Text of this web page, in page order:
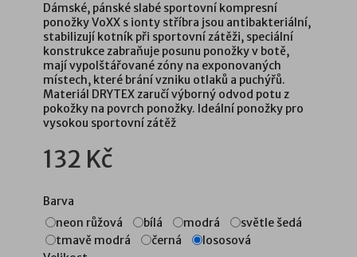
Dámské, pánské slabé sportovní kompresní
ponožky VoXX s ionty stříbra jsou antibakteriální,
stabilizují kotník při sportovní zátěži, speciální
konstrukce zabraňuje posunu ponožky v botě,
mají vypolštářované zóny na exponovaných
místech, které brání vzniku otlaků a puchýřů.
Materiál DRYTEXzaručí výborný odvod potu z
pokožky na povrch ponožky. Ideální ponožky pro
vysokou sportovní zátěž
132 Kč
Barva
neon růžová
bílá modrá
světle šedá
tmavě modrá
černá
lososová